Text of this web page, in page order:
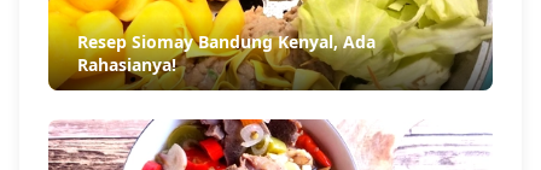
Resep Siomay Bandung Kenyal, Ada
Rahasianya!